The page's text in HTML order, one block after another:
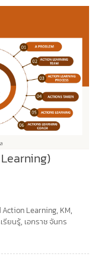
Action Learning, KM,
รียนรู้, เอกราช จันทร